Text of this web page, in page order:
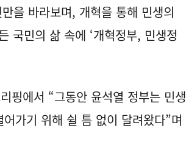
을 바라보며, 개혁을 통해 민생의
국민의 삶 속에 ‘개혁정부, 민생정
핑에서 “그동안 윤석열 정부는 민생
가기 위해 쉴 틈 없이 달려왔다”며